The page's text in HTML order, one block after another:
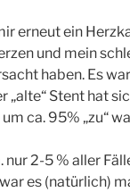
erneut ein
und mein
haben. Es
„alte“ Stent hat
ca. 95% „zu“
nur 2-5 % aller
es (natürlich)